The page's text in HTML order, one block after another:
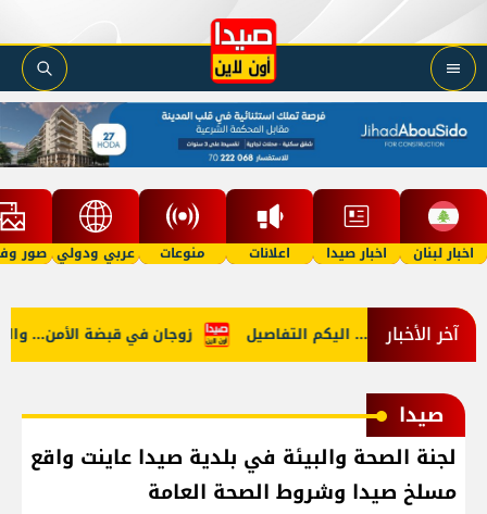
اخبار لبنان اخبار صيدا اعلانات منوعات عربي ودولي صور
آخر الأخبار زوجان في قبضة الأمن... والمخدرات ميسي... اليكم التفاصيل
صيدا
لجنة الصحة والبيئة في بلدية صيدا عاينت واقع
مسلخ صيدا وشروط الصحة العامة